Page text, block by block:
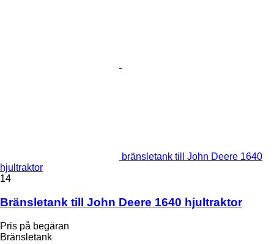
bränsletank till John Deere 1640
hjultraktor
14
Bränsletank till John Deere 1640 hjultraktor
Pris på begäran
Bränsletank